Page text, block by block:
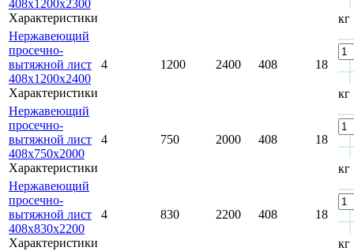
408x1200x2300
Характеристики
кг
Нержавеющий
просечно-
вытяжной лист
408x1200x2400
Характеристики
4 1200 2400 408 18
кг
Нержавеющий
просечно-
вытяжной лист
408x750x2000
Характеристики
4 750 2000 408 18
кг
Нержавеющий
просечно-
вытяжной лист
408x830x2200
Характеристики
4 830 2200 408 18
кг